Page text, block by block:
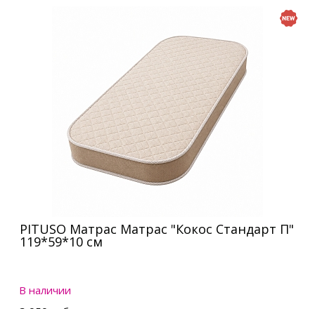
PITUSO Матрас Матрас "Кокос Стандарт П"
119*59*10 см
В наличии